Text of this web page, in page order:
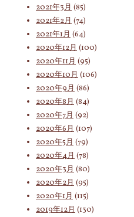
2021年3月 (85)
2021年2月 (74)
2021年1月 (64)
2020年12月 (100)
2020年11月 (95)
2020年10月 (106)
2020年9月 (86)
2020年8月 (84)
2020年7月 (92)
2020年6月 (107)
2020年5月 (79)
2020年4月 (78)
2020年3月 (80)
2020年2月 (95)
2020年1月 (115)
2019年12月 (130)